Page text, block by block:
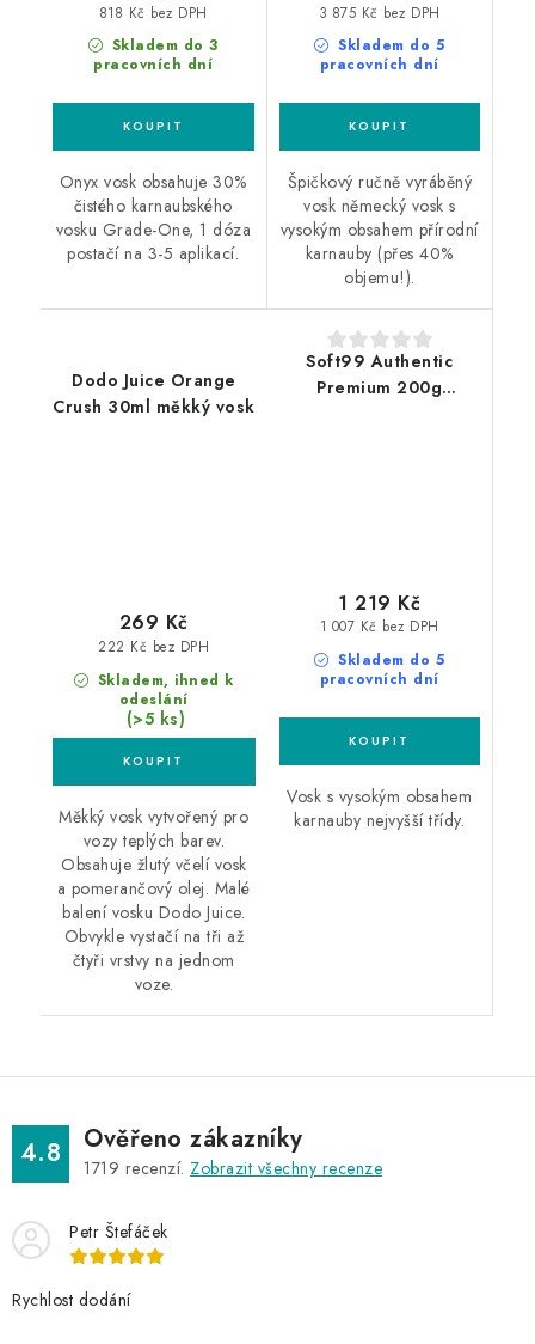
Skladem do 3
pracovních dní
818 Kč bez DPH
Onyx vosk obsahuje 30%
čistého karnaubského
vosku Grade-One, 1 dóza
postačí na 3-5 aplikací.
Skladem do 5
pracovních dní
3 875 Kč bez DPH
Špičkový ručně vyráběný
vosk německý vosk s
vysokým obsahem přírodní
karnauby (přes 40%
objemu!).
Dodo Juice Orange
Crush 30ml měkký vosk
Skladem, ihned k
odeslání
(>5 ks)
222 Kč bez DPH
269 Kč
Měkký vosk vytvořený pro
vozy teplých barev.
Obsahuje žlutý včelí vosk
a pomerančový olej. Malé
balení vosku Dodo Juice.
Obvykle vystačí na tři až
čtyři vrstvy na jednom
voze.
Soft99 Authentic
Premium 200g
Skladem do 5
pracovních dní
1 007 Kč bez DPH
1 219 Kč
Vosk s vysokým obsahem
karnauby nejvyšší třídy.
4.8 Ověřeno zákazníky
1719 recenzí. Zobrazit všechny recenze
Petr Štefáček
Rychlost dodání